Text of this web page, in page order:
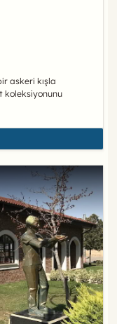
askeri kışla
koleksiyonunu